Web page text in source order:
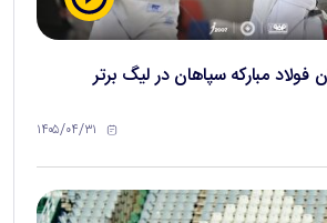
فولاد مبارکه سپاهان در لیگ برتر
۱۴۰۵/۰۴/۳۱